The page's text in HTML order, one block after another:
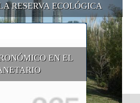
RESERVA ECOLÓGICA
EN EL